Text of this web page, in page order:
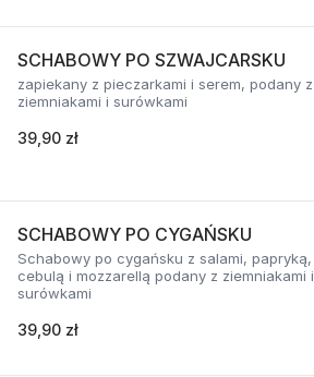
SCHABOWY PO SZWAJCARSKU
zapiekany z pieczarkami i serem, podany z
ziemniakami i surówkami
39,90 zł
SCHABOWY PO CYGAŃSKU
Schabowy po cygańsku z salami, papryką,
cebulą i mozzarellą podany z ziemniakami i
surówkami
39,90 zł